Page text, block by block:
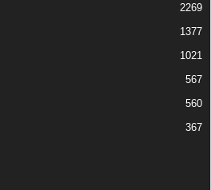
2269
1377
1021
567
560
367